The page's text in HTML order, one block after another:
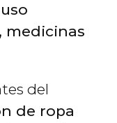
medicinas
del
de ropa